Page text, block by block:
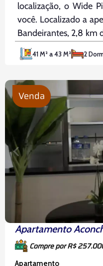
localização, o Wide
você. Localizado a
Bandeirantes, 2,8 km
do Terminal
oferece fácil
41 M² a 43 M² 2
Apartamento
Compre por R$
Apartamento
Venda